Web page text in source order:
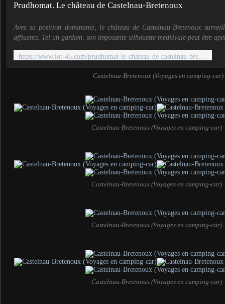
Prudhomat. Le château de Castelnau-Bretenoux
Avec sa position dominante, le château de Castelnau-Bretenoux
affluents. Tel un gardien, son imposante silhouette médiévale peut être
https://www.lot-46.com/prudhomat-le-chateau-de-castelnau-bretenoux/
Castelnau-Bretenoux (Voyages en camping-car)
Castelnau-Bretenoux (Voyages en camping-car)
Castelnau-Bretenoux (Voyages en camping-car)
Castelnau-Bretenoux (Voyages en camping-car)
Castelnau-Bretenoux (Voyages en camping-car)